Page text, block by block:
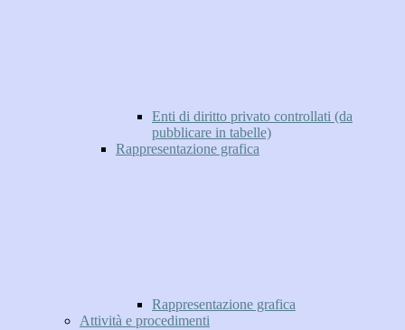
Enti di diritto privato controllati (da
pubblicare in tabelle)
Rappresentazione grafica
Rappresentazione grafica
Attività e procedimenti